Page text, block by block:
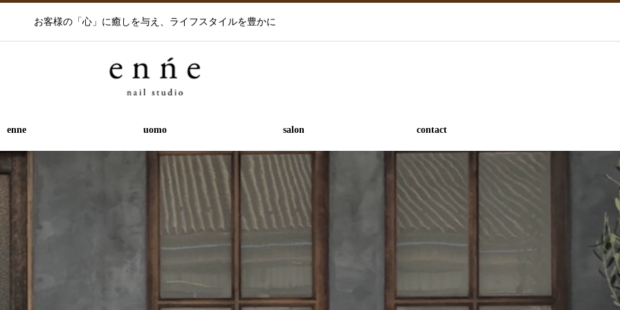
お客様の「心」に癒しを与え、ライフスタイルを豊かに
enne uomo salon contact